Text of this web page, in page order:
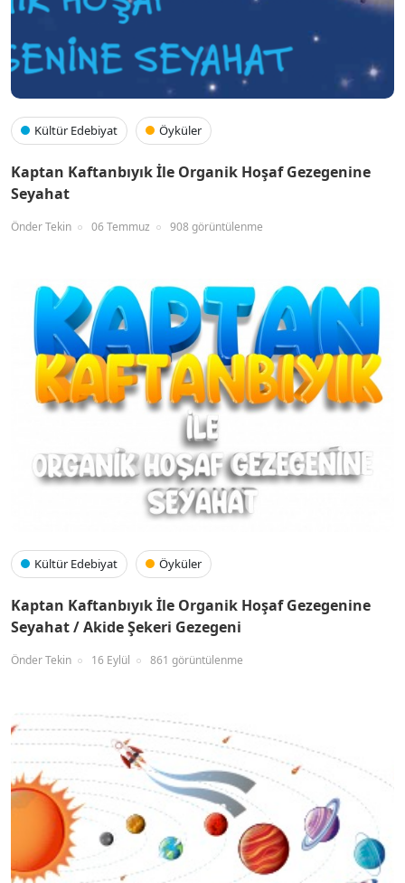
Kültür Edebiyat Öyküler
Kaptan Kaftanbıyık İle Organik Hoşaf Gezegenine
Seyahat
Önder Tekin 06 Temmuz 908 görüntülenme
Kültür Edebiyat Öyküler
Kaptan Kaftanbıyık İle Organik Hoşaf Gezegenine
Seyahat / Akide Şekeri Gezegeni
Önder Tekin 16 Eylül 861 görüntülenme